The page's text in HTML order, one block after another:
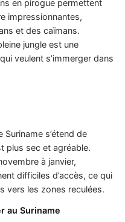
en pirogue permettent
impressionnantes,
et des caïmans.
jungle est une
veulent s’immerger dans
s’étend de
plus sec et agréable.
à janvier,
difficiles d’accès, ce qui
vers les zones reculées.
au Suriname